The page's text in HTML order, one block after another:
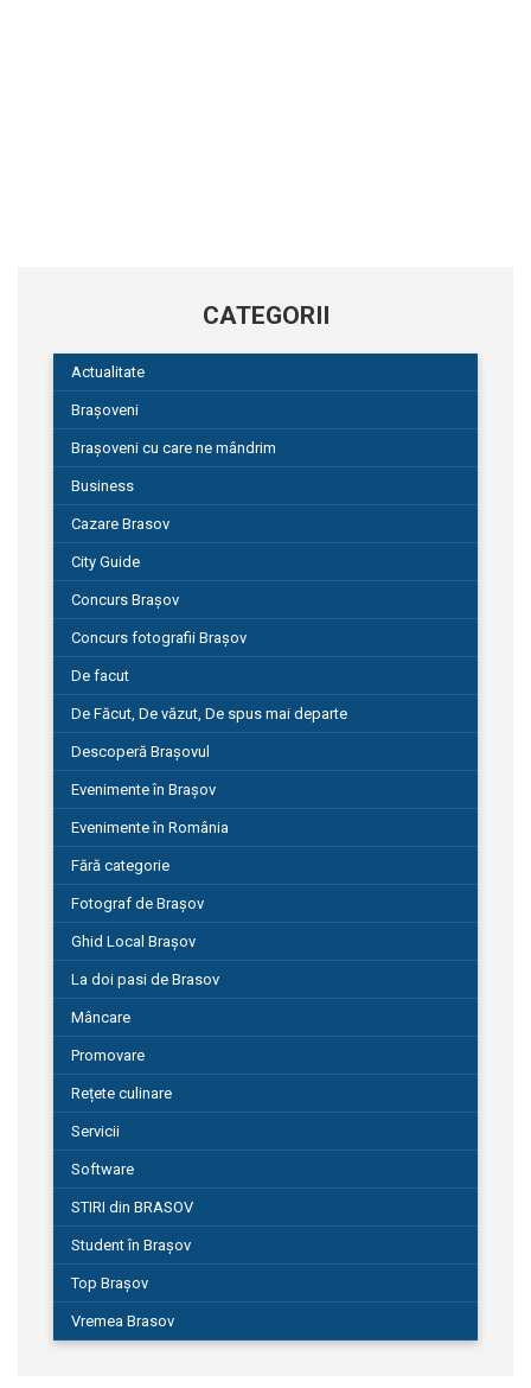
CATEGORII
Actualitate
Brașoveni
Brașoveni cu care ne mândrim
Business
Cazare Brasov
City Guide
Concurs Brașov
Concurs fotografii Brașov
De facut
De Făcut, De văzut, De spus mai departe
Descoperă Brașovul
Evenimente în Brașov
Evenimente în România
Fără categorie
Fotograf de Brașov
Ghid Local Brașov
La doi pasi de Brasov
Mâncare
Promovare
Rețete culinare
Servicii
Software
STIRI din BRASOV
Student în Brașov
Top Brașov
Vremea Brasov